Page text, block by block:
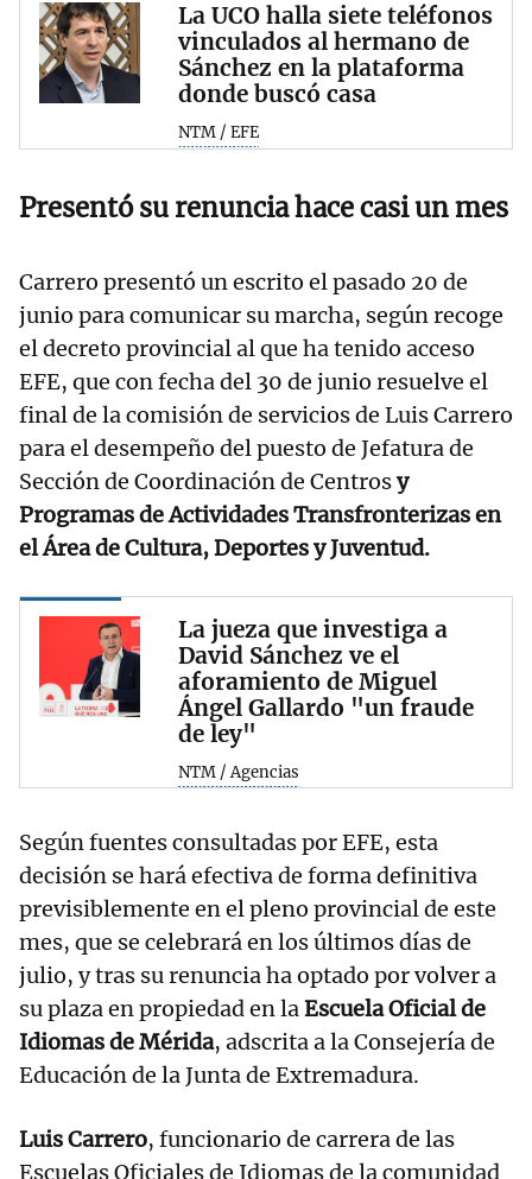
La UCO halla siete teléfonos
vinculados al hermano de
Sánchez en la plataforma
donde buscó casa
NTM / EFE
Presentó su renuncia hace casi un mes
Carrero presentó un escrito el pasado 20 de
junio para comunicar su marcha, según recoge
el decreto provincial al que ha tenido acceso
EFE, que con fecha del 30 de junio resuelve el
final de la comisión de servicios de Luis Carrero
para el desempeño del puesto de Jefatura de
Sección de Coordinación de Centrosy
Programas de Actividades Transfronterizas en
el Área de Cultura, Deportes y Juventud.
La jueza que investiga a
David Sánchez ve el
aforamiento de Miguel
Ángel Gallardo "un fraude
de ley"
NTM / Agencias
Según fuentes consultadas por EFE, esta
decisión se hará efectiva de forma definitiva
previsiblemente en el pleno provincial de este
mes, que se celebrará en los últimos días de
julio, y tras su renuncia ha optado por volver a
su plaza en propiedad en laEscuela Oficial de
Idiomas de Mérida, adscrita a la Consejería de
Educación de la Junta de Extremadura.
Luis Carrero, funcionario de carrera de las
Escuelas Oficiales de Idiomas de la comunidad